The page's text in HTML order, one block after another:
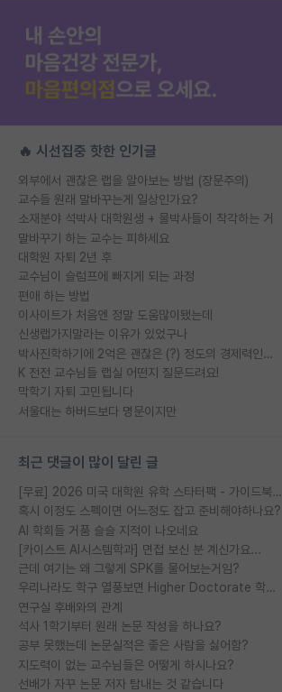
🔥 시선집중 핫한 인기글
외부에서 괜찮은 랩을 알아보는 방법 (장문주의)
교수들 원래 말바꾸는게 일상인가요?
소재분야 석박사 대학원생 + 물박사들이 착각하는 거
말바꾸기 하는 교수는 피하세요
대학원 자퇴 2년 후
교수님이 슬럼프에 빠지게 되는 과정
편애 하는 방법
이사이트가 처음엔 정말 도움많이됐는데
신생랩가지말라는 이유가 있었구나
박사진학하기에 2억은 괜찮은 (?) 정도의 경제력인가요
K 전전 교수님들 랩실 어떤지 질문드려요!
막학기 자퇴 고민됩니다
서울대는 하버드보다 명문이지만
최근 댓글이 많이 달린 글
[무료] 2026 미국 대학원 유학 스타터팩 - 가이드북 & 합격자 컨택메일 템플릿
혹시 이정도 스펙이면 어느정도 잡고 준비해야하나요?
AI 학회들 거품 슬슬 지적이 나오네요
[카이스트 AI시스템학과] 면접 보신 분 계신가요...
근데 여기는 왜 그렇게 SPK를 물어보는거임?
우리나라도 학구 열풍보면 Higher Doctorate 학위가 필요하다고 봅니다.
연구실 후배와의 관계
석사 1학기부터 원래 논문 작성을 하나요?
공부 못했는데 논문실적은 좋은 사람을 싫어함?
지도력이 없는 교수님들은 어떻게 하시나요?
선배가 자꾸 논문 저자 탐내는 것 같습니다